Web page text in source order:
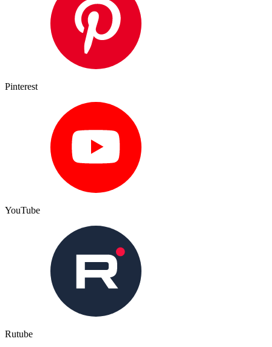
Pinterest
YouTube
Rutube